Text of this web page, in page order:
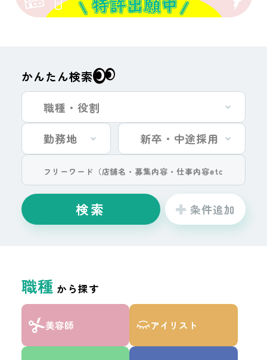
かんたん検索
検索 条件追加
勤務地
市区町村選択
職種 から探す
美容師 アイリスト